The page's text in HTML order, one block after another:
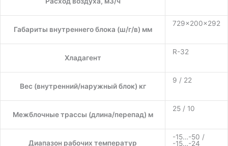
Габариты внутреннего блока (ш/г/в) мм
729×200×292
Хладагент
R-32
Вес (внутренний/наружный блок) кг
9 / 22
Межблочные трассы (длина/перепад) м
25 / 10
Диапазон рабочих температур
-15…-50 /
-15…-24